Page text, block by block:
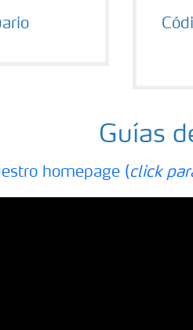
Guías
homepage (click